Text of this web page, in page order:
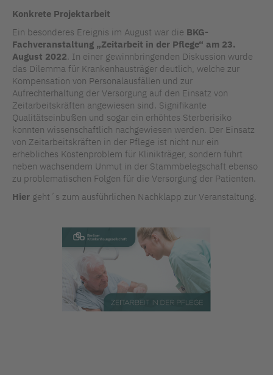
Konkrete Projektarbeit
Ein besonderes Ereignis im August war die BKG-
Fachveranstaltung „Zeitarbeit in der Pflege“ am 23.
August 2022. In einer gewinnbringenden Diskussion wurde
das Dilemma für Krankenhausträger deutlich, welche zur
Kompensation von Personalausfällen und zur
Aufrechterhaltung der Versorgung auf den Einsatz von
Zeitarbeitskräften angewiesen sind. Signifikante
Qualitätseinbußen und sogar ein erhöhtes Sterberisiko
konnten wissenschaftlich nachgewiesen werden. Der Einsatz
von Zeitarbeitskräften in der Pflege ist nicht nur ein
erhebliches Kostenproblem für Klinikträger, sondern führt
neben wachsendem Unmut in der Stammbelegschaft ebenso
zu problematischen Folgen für die Versorgung der Patienten.
Hier geht´s zum ausführlichen Nachklapp zur Veranstaltung.